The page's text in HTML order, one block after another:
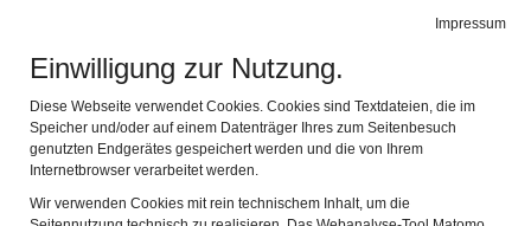
Impressum
Einwilligung zur Nutzung.
Diese Webseite verwendet Cookies. Cookies sind Textdateien, die im
Speicher und/oder auf einem Datenträger Ihres zum Seitenbesuch
genutzten Endgerätes gespeichert werden und die von Ihrem
Internetbrowser verarbeitet werden.
Wir verwenden Cookies mit rein technischem Inhalt, um die